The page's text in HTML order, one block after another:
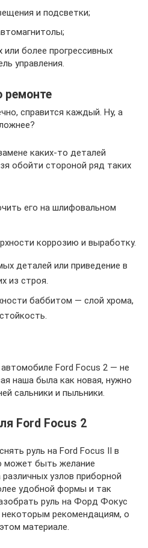
и подсветки;
более прогрессивных
управления.
ремонте
справится каждый. Ну, а
каких-то деталей
обойти стороной ряд таких
его на шлифовальном
коррозию и выработку.
деталей или приведение в
из строя.
баббитом — слой хрома,
Ford Focus 2 — не
наша была как новая, нужно
сальники и пыльники.
Ford Focus 2
руль на Ford Focus II в
может быть желание
узлов приборной
удобной формы и так
руль на Форд Фокус
рекомендациям, о
материале.